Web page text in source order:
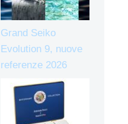
Grand Seiko
Evolution 9, nuove
referenze 2026